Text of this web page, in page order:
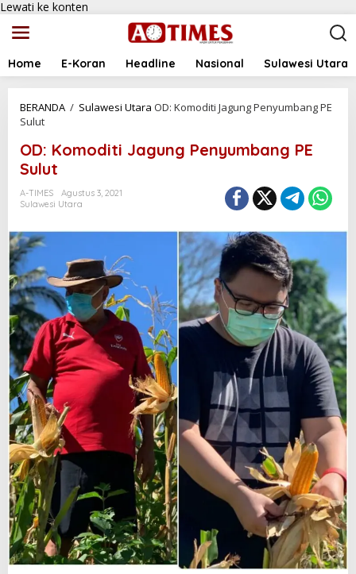
Lewati ke konten
Home E-Koran Headline Nasional Sulawesi Utara
BERANDA / Sulawesi Utara OD: Komoditi Jagung Penyumbang PE
Sulut
OD: Komoditi Jagung Penyumbang PE
Sulut
A-TIMES
Agustus 3, 2021
Sulawesi Utara